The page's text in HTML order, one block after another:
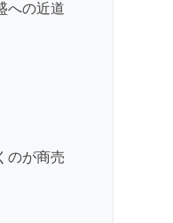
への近道
のが商売